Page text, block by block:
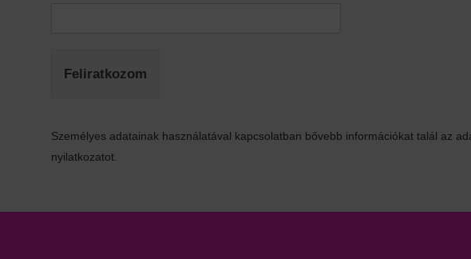
Feliratkozom
Személyes adatainak használatával kapcsolatban bővebb információkat talál az
nyilatkozatot.